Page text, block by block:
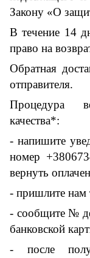
Закону «О
В течение 14
право на
Обратная
отправителя.
Процедура
качества*:
- напишите
номер
вернуть
- пришлите нам
- сообщите №
банковской
- после